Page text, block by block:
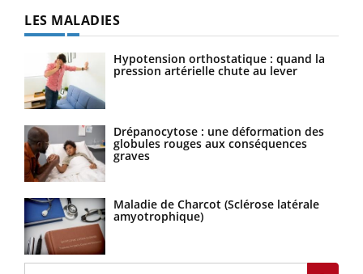
LES MALADIES
Hypotension orthostatique : quand la
pression artérielle chute au lever
Drépanocytose : une déformation des
globules rouges aux conséquences
graves
Maladie de Charcot (Sclérose latérale
amyotrophique)